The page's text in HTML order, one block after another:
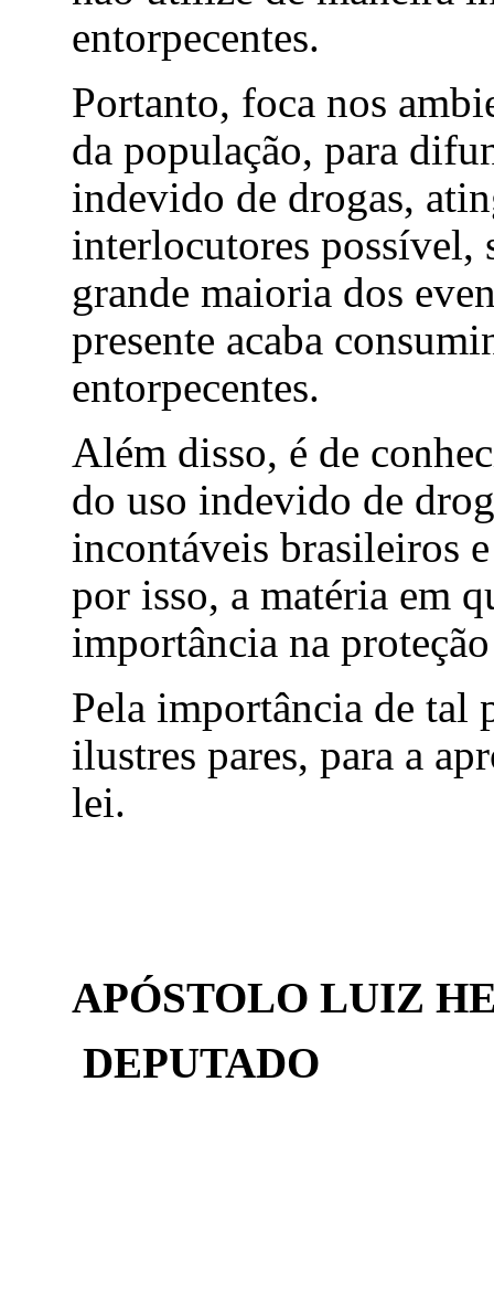
entorpecentes.
Portanto, foca nos
da população, para
indevido de drogas,
interlocutores possível,
grande maioria dos
presente acaba
entorpecentes.
Além disso, é de
do uso indevido de
incontáveis brasileiros
por isso, a matéria em
importância na
Pela importância de tal
ilustres pares, para a
lei.
APÓSTOLO LUIZ
DEPUTADO